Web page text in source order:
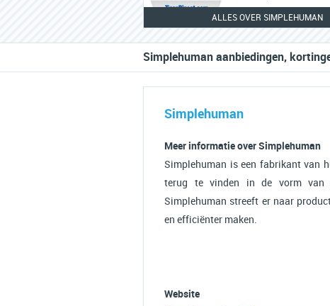
ALLES OVER SIMPLEHUMAN
Simplehuman aanbiedingen,
Simplehuman
Meer informatie over Simplehuman
Simplehuman is een fabrikant van
terug te vinden in de vorm van
Simplehuman streeft er naar
en efficiënter maken.
Website